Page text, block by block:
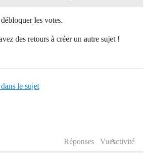
les votes.
des retours à créer un autre sujet !
le sujet
Réponses VuesActivité